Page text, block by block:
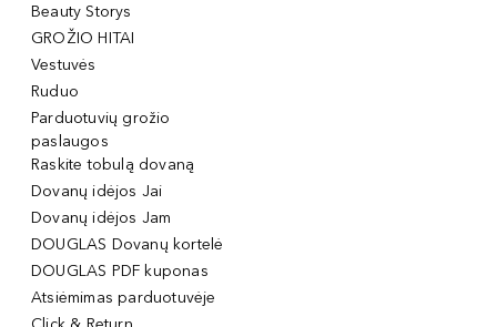
Beauty Storys
GROŽIO HITAI
Vestuvės
Ruduo
Parduotuvių grožio
paslaugos
Raskite tobulą dovaną
Dovanų idėjos Jai
Dovanų idėjos Jam
DOUGLAS Dovanų kortelė
DOUGLAS PDF kuponas
Atsiėmimas parduotuvėje